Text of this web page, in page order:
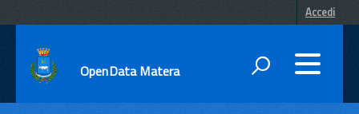
Accedi
OpenData Matera